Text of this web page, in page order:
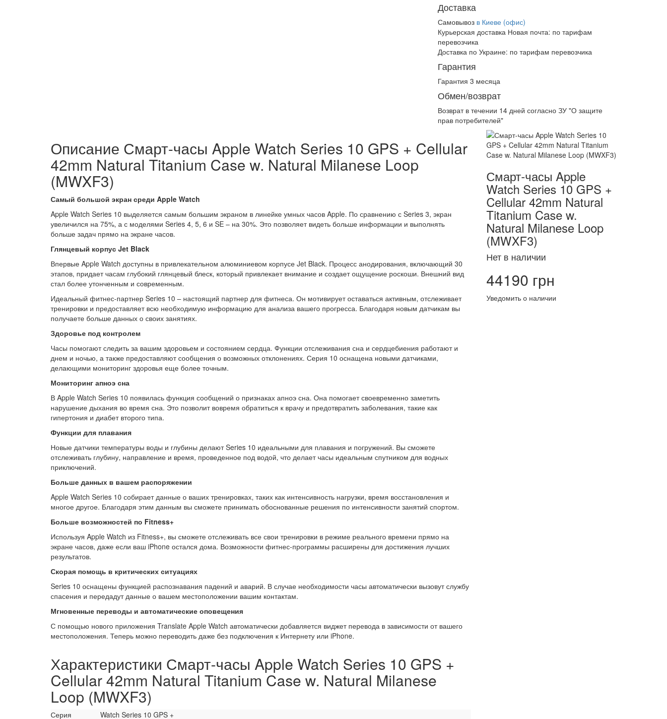
Доставка
Самовывоз в Киеве (офис)
Курьерская доставка Новая почта: по тарифам
перевозчика
Доставка по Украине: по тарифам перевозчика
Гарантия
Гарантия 3 месяца
Обмен/возврат
Возврат в течении 14 дней согласно ЗУ "О защите
прав потребителей"
Описание Смарт-часы Apple Watch Series 10 GPS + Cellular
42mm Natural Titanium Case w. Natural Milanese Loop
(MWXF3)
Самый большой экран среди Apple Watch
Apple Watch Series 10 выделяется самым большим экраном в линейке умных часов Apple. По сравнению с Series 3, экран
увеличился на 75%, а с моделями Series 4, 5, 6 и SE – на 30%. Это позволяет видеть больше информации и выполнять
больше задач прямо на экране часов.
Глянцевый корпус Jet Black
Впервые Apple Watch доступны в привлекательном алюминиевом корпусе Jet Black. Процесс анодирования, включающий 30
этапов, придает часам глубокий глянцевый блеск, который привлекает внимание и создает ощущение роскоши. Внешний вид
стал более утонченным и современным.
Идеальный фитнес-партнер Series 10 – настоящий партнер для фитнеса. Он мотивирует оставаться активным, отслеживает
тренировки и предоставляет всю необходимую информацию для анализа вашего прогресса. Благодаря новым датчикам вы
получаете больше данных о своих занятиях.
Здоровье под контролем
Часы помогают следить за вашим здоровьем и состоянием сердца. Функции отслеживания сна и сердцебиения работают и
днем ​​и ночью, а также предоставляют сообщения о возможных отклонениях. Серия 10 оснащена новыми датчиками,
делающими мониторинг здоровья еще более точным.
Мониторинг апноэ сна
В Apple Watch Series 10 появилась функция сообщений о признаках апноэ сна. Она помогает своевременно заметить
нарушение дыхания во время сна. Это позволит вовремя обратиться к врачу и предотвратить заболевания, такие как
гипертония и диабет второго типа.
Функции для плавания
Новые датчики температуры воды и глубины делают Series 10 идеальными для плавания и погружений. Вы сможете
отслеживать глубину, направление и время, проведенное под водой, что делает часы идеальным спутником для водных
приключений.
Больше данных в вашем распоряжении
Apple Watch Series 10 собирает данные о ваших тренировках, таких как интенсивность нагрузки, время восстановления и
многое другое. Благодаря этим данным вы сможете принимать обоснованные решения по интенсивности занятий спортом.
Больше возможностей по Fitness+
Используя Apple Watch из Fitness+, вы сможете отслеживать все свои тренировки в режиме реального времени прямо на
экране часов, даже если ваш iPhone остался дома. Возможности фитнес-программы расширены для достижения лучших
результатов.
Скорая помощь в критических ситуациях
Series 10 оснащены функцией распознавания падений и аварий. В случае необходимости часы автоматически вызовут службу
спасения и передадут данные о вашем местоположении вашим контактам.
Мгновенные переводы и автоматические оповещения
С помощью нового приложения Translate Apple Watch автоматически добавляется виджет перевода в зависимости от вашего
местоположения. Теперь можно переводить даже без подключения к Интернету или iPhone.
Характеристики Смарт-часы Apple Watch Series 10 GPS +
Cellular 42mm Natural Titanium Case w. Natural Milanese
Loop (MWXF3)
Серия Watch Series 10 GPS +
Смарт-часы Apple
Watch Series 10 GPS +
Cellular 42mm Natural
Titanium Case w.
Natural Milanese Loop
(MWXF3)
Нет в наличии
44190 грн
Уведомить о наличии